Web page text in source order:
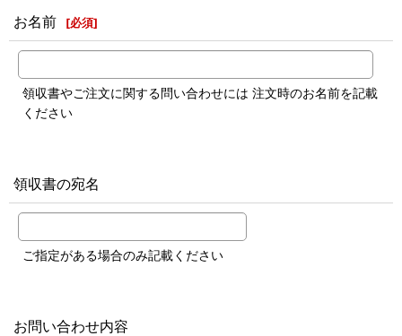
お名前 [必須]
領収書やご注文に関する問い合わせには 注文時のお名前を記載
ください
領収書の宛名
ご指定がある場合のみ記載ください
お問い合わせ内容